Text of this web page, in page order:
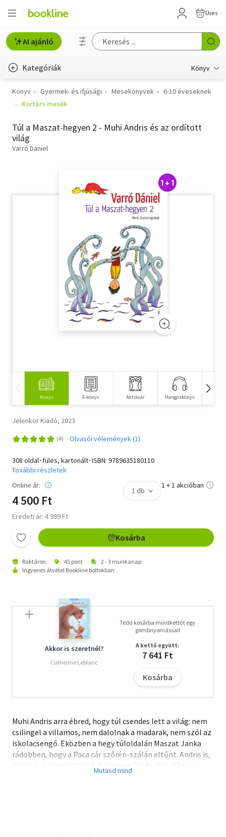
Üres
AI ajánló
Kategóriák Könyv
Életmód, egészség
Gyermek- és ifjúsági
Tankönyv, segédkönyv
Társadalomtudomány
Természettudomány
Könyv Gyermek- és ifjúsági Mesekönyvek
6-10 éveseknek
Kortárs mesék
Túl a Maszat-hegyen 2 - Muhi Andris és az ordított
világ
Varró Dániel
1 + 1
Könyv E-könyv Antikvár Hangoskönyv
Jelenkor Kiadó, 2023
Olvasói vélemények (1)
308 oldal･füles, kartonált･ISBN: 9789635180110
További részletek
Online ár:
4 500 Ft
Eredeti ár: 4 999 Ft
1 + 1 akcióban
Kosárba
Raktáron 45 pont
2 - 3 munkanap
Ingyenes átvétel Bookline boltokban
Akkor is szeretnél?
Catherine Leblanc
Tedd kosárba mindkettőt egy
gombnyomással!
A kettő együtt:
7 641 Ft
Kosárba
Muhi Andris arra ébred, hogy túl csendes lett a világ: nem
csilingel a villamos, nem dalolnak a madarak, nem szól az
iskolacsengő. Eközben a hegy túloldalán Maszat Janka
rádöbben, hogy a Paca cár szőrén-szálán eltűnt. Andris is,
Janka is nyomozni kezd, de nem működnek a világok
közötti átjárók. Eljut Andris Szösz néne házához?